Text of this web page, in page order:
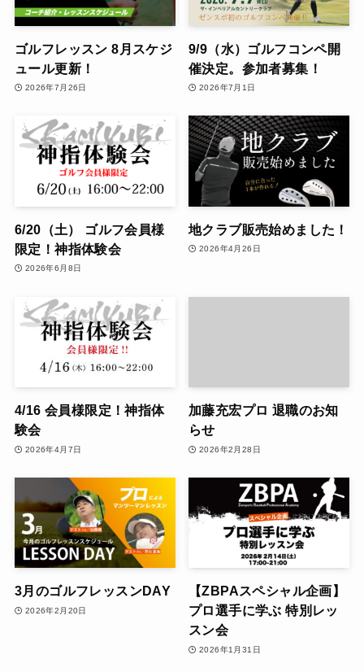
ゴルフレッスン 8月スケジ
ュール更新！
2026年7月26日
9/9（水）ゴルフコンペ開
催決定。参加者募集！
2026年7月1日
6/20（土） ゴルフ会員様
限定！神指体験会
2026年6月8日
地クラブ販売始めました！
2026年4月26日
4/16 会員様限定！神指体
験会
2026年4月7日
加藤充宏プロ 退職のお知
らせ
2026年2月28日
3月のゴルフレッスンDAY
2026年2月20日
【ZBPAスペシャル企画】
プロ選手に学ぶ 特別レッ
スン会
2026年1月31日